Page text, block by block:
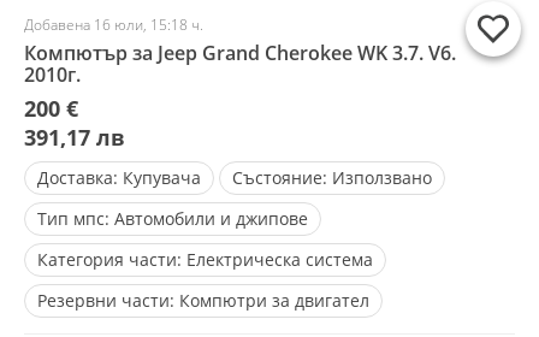
Добавена 16 юли, 15:18 ч.
Компютър за Jeep Grand Cherokee WK 3.7. V6.
2010г.
200 €
391,17 лв
Доставка: Купувача Състояние: Използвано
Тип мпс: Автомобили и джипове
Категория части: Електрическа система
Резервни части: Компютри за двигател